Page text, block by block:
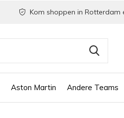
Aston Martin Andere Teams
Kom shoppen in Rotterdam